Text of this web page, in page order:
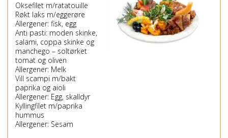
Oksefilet m/ratatouille
Røkt laks m/eggerøre
Allergener: fisk, egg
Anti pasti: moden skinke,
salami, coppa skinke og
manchego – soltørket
tomat og oliven
Allergener: Melk
Vill scampi m/bakt
paprika og aioli
Allergener: Egg, skalldyr
Kyllingfilet m/paprika
hummus
Allergener: Sesam